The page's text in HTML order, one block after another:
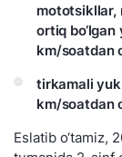
mototsikllar,
ortiq
km/soatdan
tirkamali
km/soatdan
Eslatib o‘tamiz,